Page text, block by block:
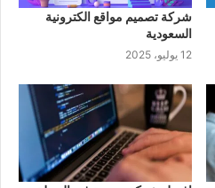
شركة تصميم مواقع الكترونية
السعودية
12 يوليو، 2025